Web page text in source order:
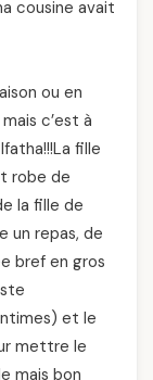
cousine avait
ou en
c’est à
fille
robe de
la fille de
un repas, de
bref en gros
et le
mettre le
mais bon